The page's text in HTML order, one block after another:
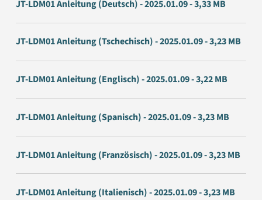
JT-LDM01 Anleitung (Deutsch) - 2025.01.09 - 3,33 MB
JT-LDM01 Anleitung (Tschechisch) - 2025.01.09 - 3,23 MB
JT-LDM01 Anleitung (Englisch) - 2025.01.09 - 3,22 MB
JT-LDM01 Anleitung (Spanisch) - 2025.01.09 - 3,23 MB
JT-LDM01 Anleitung (Französisch) - 2025.01.09 - 3,23 MB
JT-LDM01 Anleitung (Italienisch) - 2025.01.09 - 3,23 MB